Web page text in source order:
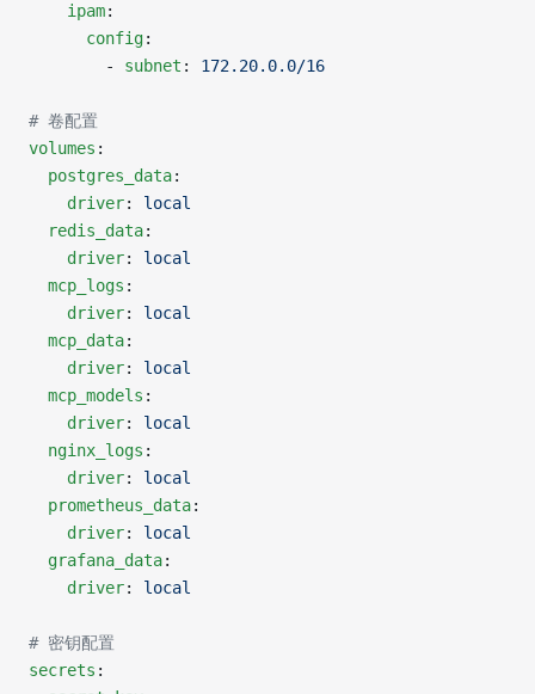
    ipam
:
      config
:
        -
subnet : 172.20.0.0/16
# 卷配置
volumes :
  postgres_data
:
    driver
: local
  redis_data
:
    driver
: local
  mcp_logs
:
    driver
: local
  mcp_data
:
    driver
: local
  mcp_models
:
    driver
: local
  nginx_logs
:
    driver
: local
  prometheus_data
:
    driver
: local
  grafana_data
:
    driver
: local
# 密钥配置
secrets :